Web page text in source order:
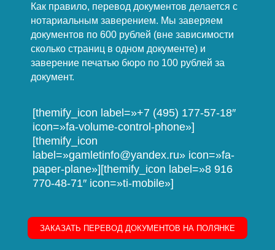
Как правило, перевод документов делается с
нотариальным заверением. Мы заверяем
документов по 600 рублей (вне зависимости
сколько страниц в одном документе) и
заверение печатью бюро по 100 рублей за
документ.
[themify_icon label=»+7 (495) 177-57-18″
icon=»fa-volume-control-phone»]
[themify_icon
label=»gamletinfo@yandex.ru» icon=»fa-
paper-plane»][themify_icon label=»8 916
770-48-71″ icon=»ti-mobile»]
ЗАКАЗАТЬ ПЕРЕВОД ДОКУМЕНТОВ НА ПОЛЯНКЕ